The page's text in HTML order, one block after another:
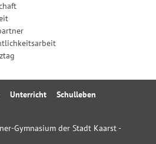
Unterricht
Schulleben
Gymnasium der Stadt Kaarst -